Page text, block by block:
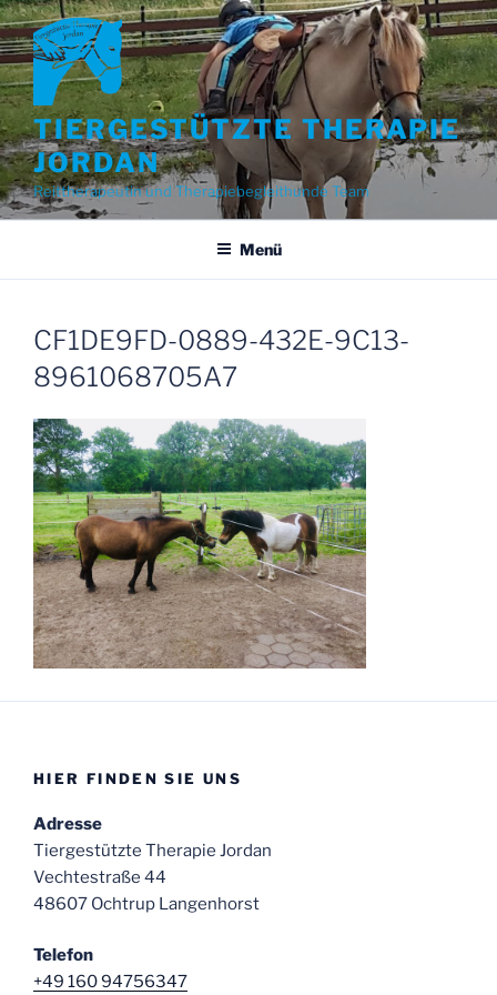
Zum
Inhalt
springen
TIERGESTÜTZTE THERAPIE
JORDAN
Reittherapeutin und Therapiebegleithunde Team
Menü
CF1DE9FD-0889-432E-9C13-
8961068705A7
HIER FINDEN SIE UNS
Adresse
Tiergestützte Therapie Jordan
Vechtestraße 44
48607 Ochtrup Langenhorst
Telefon
+49 160 94756347